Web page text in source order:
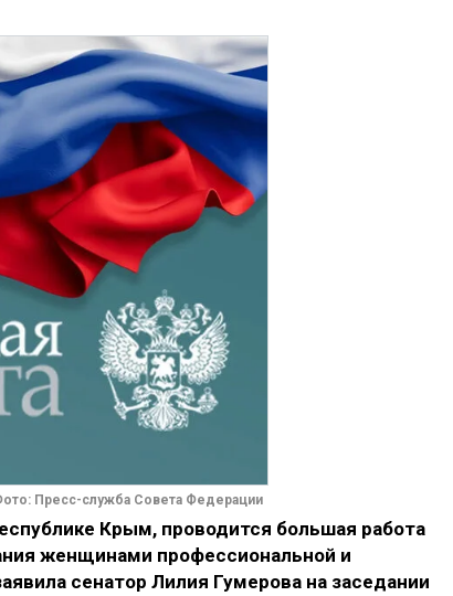
Пресс-служба Совета Федерации
Крым, проводится большая работа
женщинами профессиональной и
сенатор Лилия Гумерова на заседании